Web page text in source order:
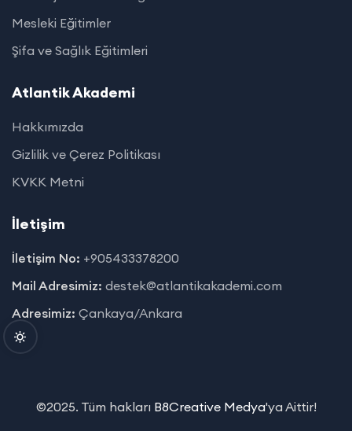
Mesleki Eğitimler
Şifa ve Sağlık Eğitimleri
Atlantik Akademi
Hakkımızda
Gizlilik ve Çerez Politikası
KVKK Metni
İletişim
İletişim No: +905433378200
Mail Adresimiz: destek@atlantikakademi.com
Adresimiz: Çankaya/Ankara
©2025. Tüm hakları B8Creative Medya'ya Aittir!